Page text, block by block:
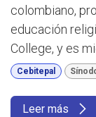
colombiano,
educación
College, y es
Cebitepal
Leer más